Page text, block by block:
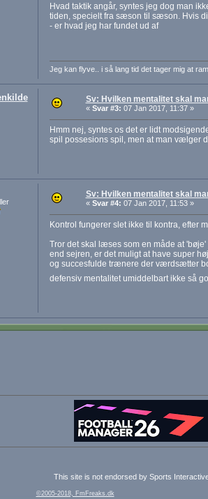
Hvad taktik angår, syntes jeg dog man
tiden, specielt fra sæson til sæson. Hvis
- er hvad jeg har fundet ud af
Jeg kan flyve.. i så lang tid det tager mig at
Sv: Hvilken mentalitet skal
« Svar #3: 07 Jan 2017, 11:37 »
Hmm nej, syntes os det er lidt
spil possesions spil, men at man vælger
Sv: Hvilken mentalitet skal
« Svar #4: 07 Jan 2017, 11:53 »
Kontrol fungerer slet ikke til kontra, efter
Tror det skal læses som en måde at
end sejren, er det muligt at have super
og succesfulde trænere der værdsætter
defensiv mentalitet umiddelbart ikke så
This site is not endorsed by Sports
©2005-2018, FmFreaks.dk